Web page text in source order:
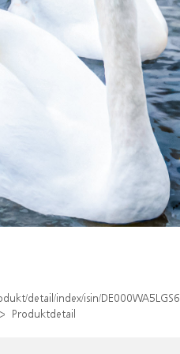
detail/index/isin/DE000WA5LGS6
Produktdetail